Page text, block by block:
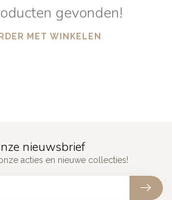
gevonden!
MET WINKELEN
nieuwsbrief
acties en nieuwe collecties!